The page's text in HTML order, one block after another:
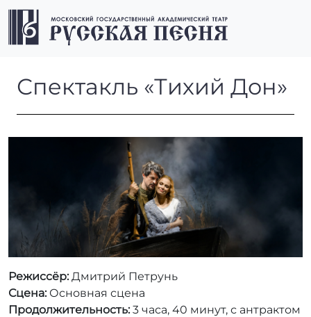
Перейти к содержимому
Перейти к футеру
Спектакль «Тихий Дон»
Спектакль «Тихий Дон»
Режиссёр:Дмитрий Петрунь
Сцена:Основная сцена
Продолжительность:3 часа, 40 минут, с антрактом